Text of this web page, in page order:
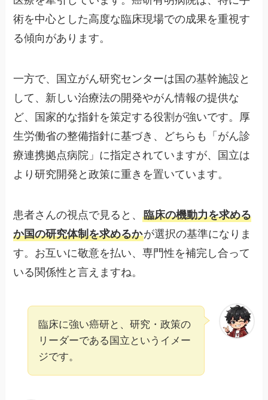
術を中心とした高度な臨床現場での成果を重視す
る傾向があります。
一方で、国立がん研究センターは国の基幹施設と
して、新しい治療法の開発やがん情報の提供な
ど、国家的な指針を策定する役割が強いです。厚
生労働省の整備指針に基づき、どちらも「がん診
療連携拠点病院」に指定されていますが、国立は
より研究開発と政策に重きを置いています。
患者さんの視点で見ると、臨床の機動力を求める
か国の研究体制を求めるかが選択の基準になりま
す。お互いに敬意を払い、専門性を補完し合って
いる関係性と言えますね。
臨床に強い癌研と、研究・政策の
リーダーである国立というイメー
ジです。